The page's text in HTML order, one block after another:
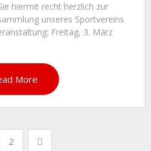
hiermit recht herzlich zur
unseres Sportvereins
Freitag, 3. März
More
2